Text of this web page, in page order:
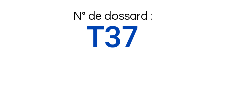
N° de dossard :
T37